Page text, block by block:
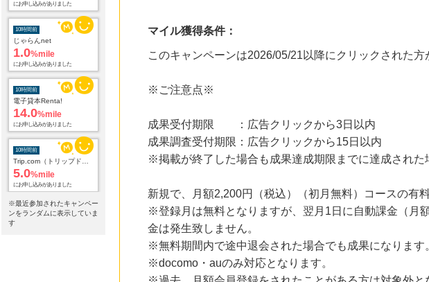
にお申し込みがありました
10時間前
じゃらんnet
1.0%mile
にお申し込みがありました
10時間前
電子貸本Renta!
14.0%mile
にお申し込みがありました
10時間前
5.0%mile
にお申し込みがありました
10時間前
※最近参加されたキャンペー
ンをランダムに表示していま
す
マイル獲得条件：
このキャンペーンは2026/05/21以降にクリックされた方
※ご注意点※
成果受付期限 ：広告クリックから3日以内
成果調査受付期限：広告クリックから15日以内
※掲載が終了した場合も成果達成期限までに達成された
新規で、月額2,200円（税込）（初月無料）コースの有
※登録月は無料となりますが、翌月1日に自動課金（月
金は発生致しません。
※無料期間内で途中退会された場合でも成果になります
※docomo・auのみ対応となります。